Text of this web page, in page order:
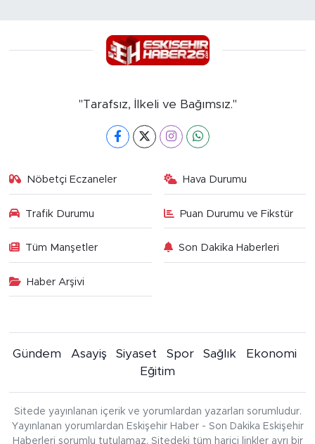
"Tarafsız, İlkeli ve Bağımsız."
Nöbetçi Eczaneler Hava Durumu
Trafik Durumu Puan Durumu ve Fikstür
Tüm Manşetler Son Dakika Haberleri
Haber Arşivi
Gündem Asayiş Siyaset Spor Sağlık
Ekonomi
Eğitim
Sitede yayınlanan içerik ve yorumlardan yazarları sorumludur.
Yayınlanan yorumlardan Eskişehir Haber - Son Dakika Eskişehir
Haberleri sorumlu tutulamaz. Sitedeki tüm harici linkler ayrı bir